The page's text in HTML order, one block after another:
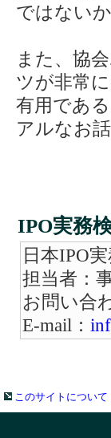
ではない
また、協
ツが非常
有用であ
アルなお
IPO実務
日本IPO
担当者：
お問い合
E-mail：
このサイトについて